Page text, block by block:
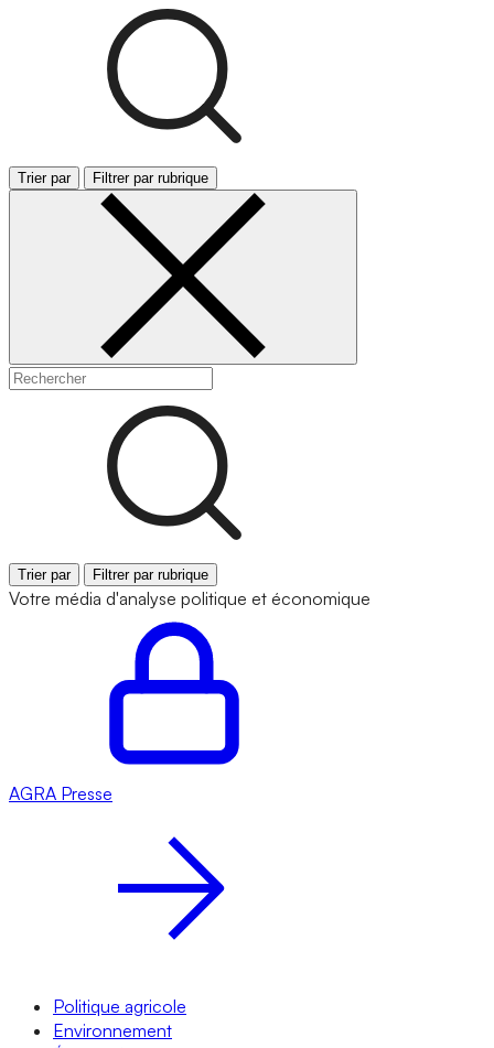
Trier par Filtrer par rubrique
Trier par Filtrer par rubrique
Votre média d'analyse politique et économique
AGRA Presse
Politique agricole
Environnement